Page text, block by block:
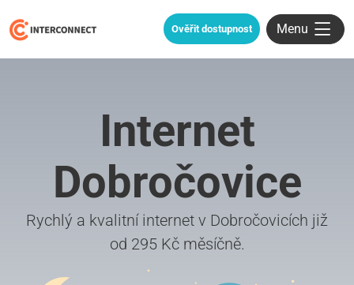
Ověřit dostupnost Menu
Internet
Dobročovice
Rychlý a kvalitní internet v Dobročovicích již
od 295 Kč měsíčně.